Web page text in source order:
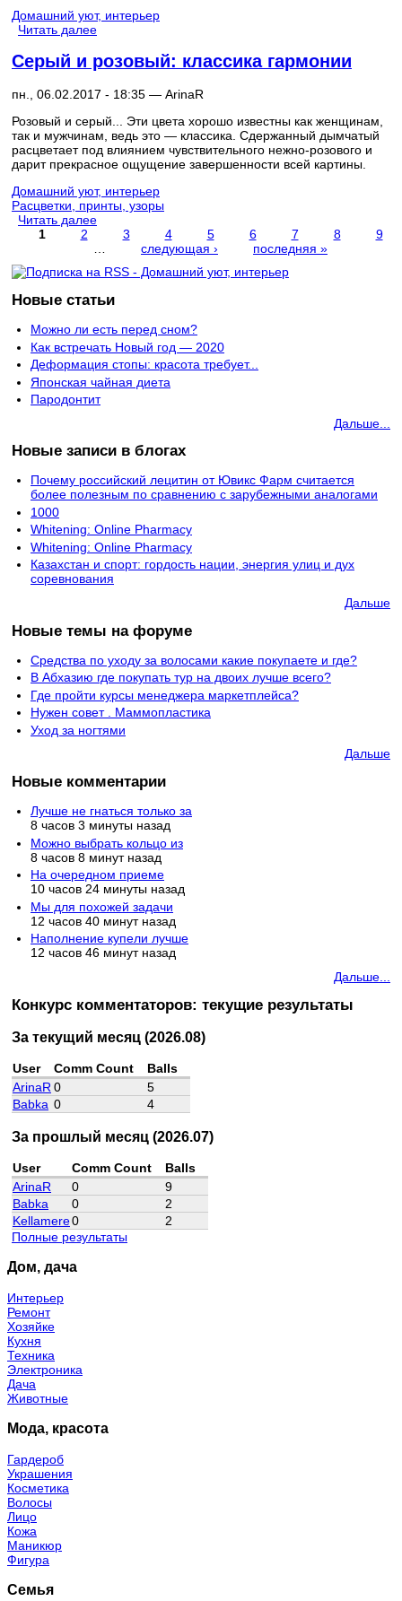
Домашний уют, интерьер
Читать далее
Серый и розовый: классика гармонии
пн., 06.02.2017 - 18:35 — ArinaR
Розовый и серый... Эти цвета хорошо известны как женщинам,
так и мужчинам, ведь это — классика. Сдержанный дымчатый
расцветает под влиянием чувствительного нежно-розового и
дарит прекрасное ощущение завершенности всей картины.
Домашний уют, интерьер
Расцветки, принты, узоры
Читать далее
Страницы
1 2 3 4 5 6 7 8
9
следующая › последняя »
Новые статьи
Можно ли есть перед сном?
Как встречать Новый год — 2020
Деформация стопы: красота требует...
Японская чайная диета
Пародонтит
Дальше...
Новые записи в блогах
Почему российский лецитин от Ювикс Фарм считается
более полезным по сравнению с зарубежными аналогами
1000
Whitening: Online Pharmacy
Whitening: Online Pharmacy
Казахстан и спорт: гордость нации, энергия улиц и дух
соревнования
Дальше
Новые темы на форуме
Средства по уходу за волосами какие покупаете и где?
В Абхазию где покупать тур на двоих лучше всего?
Где пройти курсы менеджера маркетплейса?
Нужен совет . Маммопластика
Уход за ногтями
Дальше
Новые комментарии
Лучше не гнаться только за
8 часов 3 минуты назад
Можно выбрать кольцо из
8 часов 8 минут назад
На очередном приеме
10 часов 24 минуты назад
Мы для похожей задачи
12 часов 40 минут назад
Наполнение купели лучше
12 часов 46 минут назад
Дальше...
Конкурс комментаторов: текущие результаты
За текущий месяц (2026.08)
User Comm Count
Balls
ArinaR0
5
Babka 0 4
За прошлый месяц (2026.07)
User Comm Count
Balls
ArinaR
0
9
Babka
0
2
Kellamere0
2
Полные результаты
Дом, дача
Интерьер
Ремонт
Хозяйке
Кухня
Техника
Электроника
Дача
Животные
Мода, красота
Гардероб
Украшения
Косметика
Волосы
Лицо
Кожа
Маникюр
Фигура
Семья